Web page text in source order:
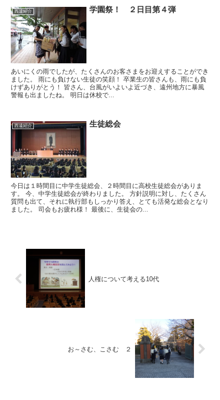
西遠紹介 学園祭！ ２日目第４弾
あいにくの雨でしたが、たくさんのお客さまをお迎えすることができ
ました。 雨にも負けない生徒の笑顔！ 卒業生の皆さんも、雨にも負
けずありがとう！ 皆さん、台風がいよいよ近づき、遠州地方に暴風
警報も出ましたね。 明日は休校で...
西遠紹介 生徒総会
今日は１時間目に中学生徒総会、２時間目に高校生徒総会がありま
す。 今、中学生徒総会が終わりました。 方針説明に対し、たくさん
質問も出て、それに執行部もしっかり答え、とても活発な総会となり
ました。 司会もお疲れ様！ 最後に、生徒会の...
人権について考える10代
お～さむ、こさむ ２